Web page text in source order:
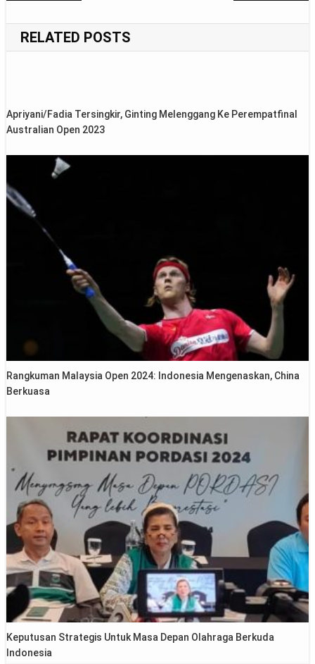
navigation
RELATED POSTS
Apriyani/Fadia Tersingkir, Ginting Melenggang Ke Perempatfinal
Australian Open 2023
Rangkuman Malaysia Open 2024: Indonesia Mengenaskan, China
Berkuasa
Keputusan Strategis Untuk Masa Depan Olahraga Berkuda
Indonesia